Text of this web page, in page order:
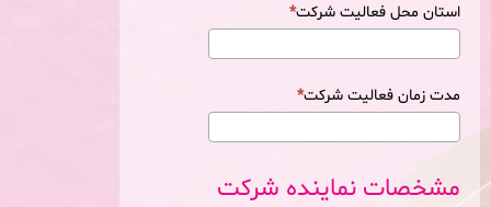
استان محل فعالیت شرکت
مدت زمان فعالیت شرکت
مشخصات نماینده شرکت